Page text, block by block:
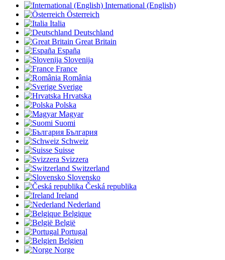
International (English)
Österreich
Italia
Deutschland
Great Britain
España
Slovenija
France
România
Sverige
Hrvatska
Polska
Magyar
Suomi
България
Schweiz
Suisse
Svizzera
Switzerland
Slovensko
Česká republika
Ireland
Nederland
Belgique
België
Portugal
Belgien
Norge